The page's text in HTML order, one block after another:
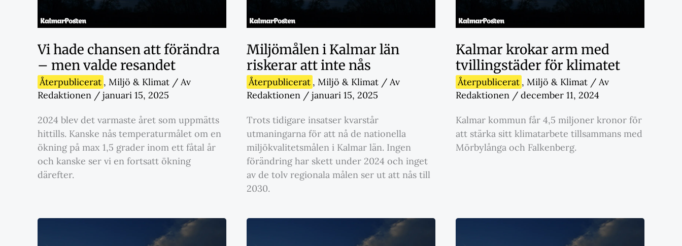
Vi hade chansen att förändra
– men valde resandet
Återpublicerat , Miljö & Klimat / Av
Redaktionen / januari 15, 2025
2024 blev det varmaste året som uppmätts
hittills. Kanske nås temperaturmålet om en
ökning på max 1,5 grader inom ett fåtal år
och kanske ser vi en fortsatt ökning
därefter.
Miljömålen i Kalmar län
riskerar att inte nås
Återpublicerat , Miljö & Klimat / Av
Redaktionen / januari 15, 2025
Trots tidigare insatser kvarstår
utmaningarna för att nå de nationella
miljökvalitetsmålen i Kalmar län. Ingen
förändring har skett under 2024 och inget
av de tolv regionala målen ser ut att nås till
2030.
Kalmar krokar arm med
tvillingstäder för klimatet
Återpublicerat , Miljö & Klimat / Av
Redaktionen / december 11, 2024
Kalmar kommun får 4,5 miljoner kronor för
att stärka sitt klimatarbete tillsammans med
Mörbylånga och Falkenberg.